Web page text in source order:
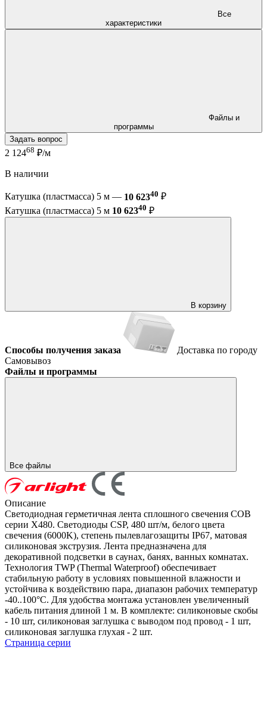
характеристики
программы
Задать вопрос
2 12468 ₽/м
В наличии
Катушка (пластмасса) 5 м — 10 62340 ₽
Катушка (пластмасса) 5 м 10 62340 ₽
В корзину
Способы получения заказа
Доставка по городу
Самовывоз
Файлы и программы
Все файлы
Описание
Светодиодная герметичная лента сплошного свечения COB
серии X480. Светодиоды CSP, 480 шт/м, белого цвета
свечения (6000K), cтепень пылевлагозащиты IP67, матовая
силиконовая экструзия. Лента предназначена для
декоративной подсветки в саунах, банях, ванных комнатах.
Технология TWP (Thermal Waterproof) обеспечивает
стабильную работу в условиях повышенной влажности и
устойчива к воздействию пара, диапазон рабочих температур
-40..100°C. Для удобства монтажа установлен увеличенный
кабель питания длиной 1 м. В комплекте: силиконовые скобы
- 10 шт, силиконовая заглушка с выводом под провод - 1 шт,
силиконовая заглушка глухая - 2 шт.
Страница серии